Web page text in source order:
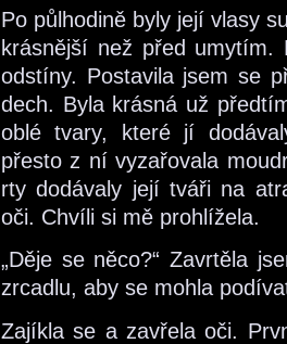
Po půlhodině byly její vlasy
krásnější než před umytím.
odstíny. Postavila jsem se
dech. Byla krásná už
oblé tvary, které jí
přesto z ní vyzařovala
rty dodávaly její tváři na
oči. Chvíli si mě prohlížela.
„Děje se něco?“ Zavrtěla
zrcadlu, aby se mohla
Zajíkla se a zavřela oči.